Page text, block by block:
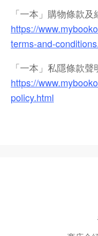
「一本」購物條款及
https://
terms-and-
「一本」私隱條款聲
https://
policy.html